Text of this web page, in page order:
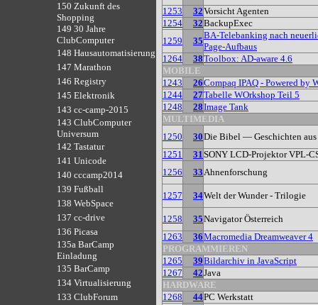
150 Zukunft des
Shopping
149 30 Jahre
ClubComputer
148 Hausautomatisierung
147 Marathon
146 Registry
145 Elektronik
143 cc-camp-2015
143 ClubComputer
Universum
142 Tastatur
141 Unicode
140 cccamp2014
139 Fußball
138 WebSpace
137 cc-drive
136 Picasa
135a BarCamp
Einladung
135 BarCamp
134 Virtualisierung
133 ClubForum
1253
32Vorsicht Agenten
1254
32BackupExec
1259
35
BA-Telebanking nach
Page-Aufbaus
1264
38Toolbox: AD-aware 4.6
MOBILE
1243
26Compaq IPAQ - Powered by
1244
27Tabelle WOrkshop Teil 5
1248
28Image Tank
MULTIMEDIA
1250
30Die Bibel — Geschichten aus
1251
31SONY LCD-Projektor VPL-
1256
33Ahnenforschung
1257 34Welt der Wunder - Trilogie
1258 35Navigator Österreich
1263
36Macromedia Dreamweaver 4
PROGRAMMIEREN
1265
39Bildarchiv in JavaScript
1267
42Java
HARDWARE
1268
44PC Werkstatt